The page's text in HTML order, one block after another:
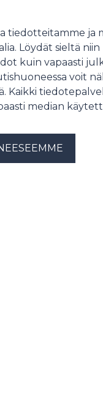
tiedotteitamme ja
Löydät sieltä niin
kuin vapaasti
voit
Kaikki
median